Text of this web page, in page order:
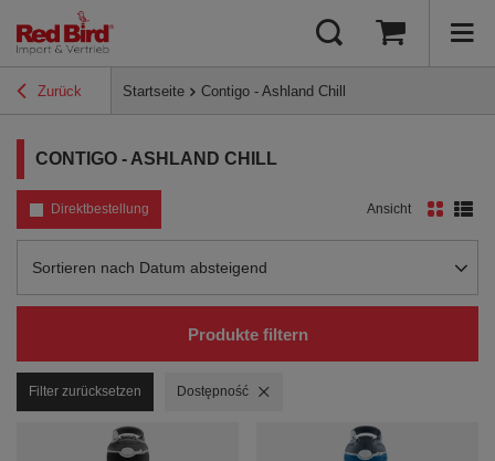
Zurück Startseite Contigo - Ashland Chill
CONTIGO - ASHLAND CHILL
Direktbestellung
Sortierung ändern
Sortieren nach Datum absteigend
Ansicht
Produkte filtern
Filter zurücksetzen Filter entfernen
Dostępność